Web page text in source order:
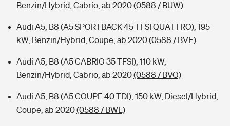
Benzin/Hybrid, Cabrio, ab 2020(0588 / BUW)
Audi A5, B8 (A5 SPORTBACK 45 TFSI QUATTRO), 195
kW, Benzin/Hybrid, Coupe, ab 2020(0588 / BVE)
Audi A5, B8 (A5 CABRIO 35 TFSI), 110 kW,
Benzin/Hybrid, Cabrio, ab 2020(0588 / BVO)
Audi A5, B8 (A5 COUPE 40 TDI), 150 kW, Diesel/Hybrid,
Coupe, ab 2020(0588 / BWL)